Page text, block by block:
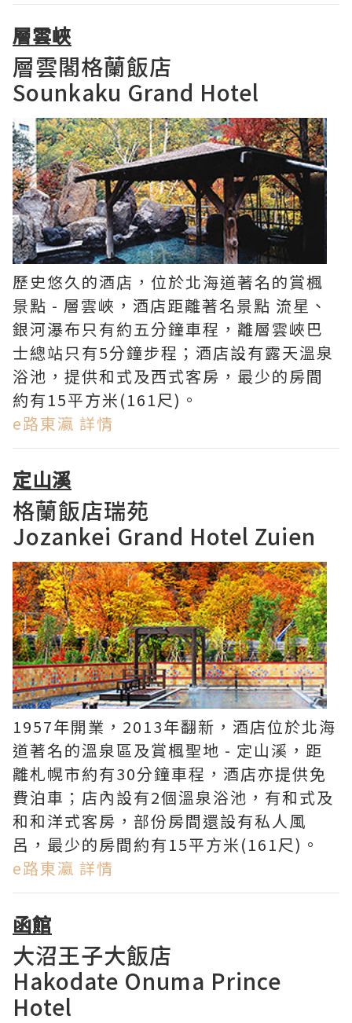
層雲峽
層雲閣格蘭飯店
Sounkaku Grand Hotel
歷史悠久的酒店，位於北海道著名的賞楓
景點 - 層雲峽，酒店距離著名景點 流星、
銀河瀑布只有約五分鐘車程，離層雲峽巴
士總站只有5分鐘步程；酒店設有露天溫泉
浴池，提供和式及西式客房，最少的房間
約有15平方米(161尺)。
e路東瀛 詳情
定山溪
格蘭飯店瑞苑
Jozankei Grand Hotel Zuien
1957年開業，2013年翻新，酒店位於北海
道著名的溫泉區及賞楓聖地 - 定山溪，距
離札幌市約有30分鐘車程，酒店亦提供免
費泊車；店內設有2個溫泉浴池，有和式及
和和洋式客房，部份房間還設有私人風
呂，最少的房間約有15平方米(161尺)。
e路東瀛 詳情
函館
大沼王子大飯店
Hakodate Onuma Prince
Hotel